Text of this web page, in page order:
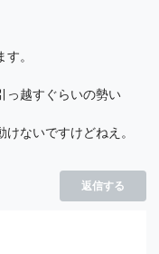
。
っ越すぐらいの勢い
ないですけどねえ。
返信する